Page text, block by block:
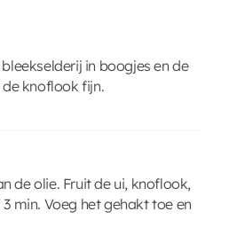
in boogjes en de
knoflook fijn.
de olie. Fruit de ui, knoflook,
min. Voeg het gehakt toe en